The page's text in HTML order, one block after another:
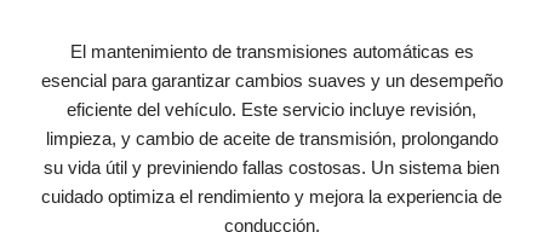
El mantenimiento de transmisiones automáticas es
esencial para garantizar cambios suaves y un desempeño
eficiente del vehículo. Este servicio incluye revisión,
limpieza, y cambio de aceite de transmisión, prolongando
su vida útil y previniendo fallas costosas. Un sistema bien
cuidado optimiza el rendimiento y mejora la experiencia de
conducción.